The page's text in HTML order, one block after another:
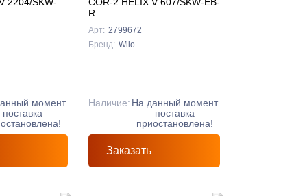
момент
поставка
R
Арт: 2799672
Бренд: Wilo
Наличие: На данный момент
поставка
приостановлена!
Заказать